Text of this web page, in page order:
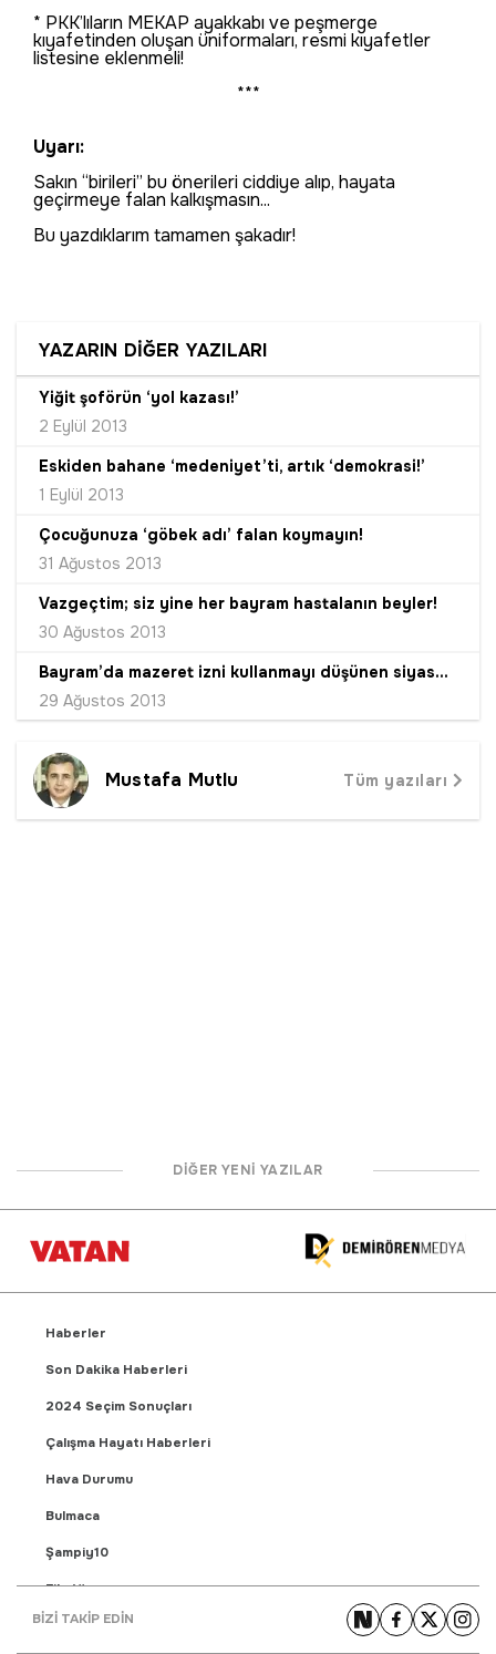
* PKK’lıların MEKAP ayakkabı ve peşmerge
kıyafetinden oluşan üniformaları, resmi kıyafetler
listesine eklenmeli!
***
Uyarı:
Sakın “birileri” bu önerileri ciddiye alıp, hayata
geçirmeye falan kalkışmasın...
Bu yazdıklarım tamamen şakadır!
YAZARIN DİĞER YAZILARI
Yiğit şoförün ‘yol kazası!’
2 Eylül 2013
Eskiden bahane ‘medeniyet’ti, artık ‘demokrasi!’
1 Eylül 2013
Çocuğunuza ‘göbek adı’ falan koymayın!
31 Ağustos 2013
Vazgeçtim; siz yine her bayram hastalanın beyler!
30 Ağustos 2013
Bayram’da mazeret izni kullanmayı düşünen siyasetçilere...
29 Ağustos 2013
Mustafa Mutlu Tüm yazıları
DİĞER YENİ YAZILAR
Haberler
Son Dakika Haberleri
2024 Seçim Sonuçları
Çalışma Hayatı Haberleri
Hava Durumu
Bulmaca
Şampiy10
Fikstür
Puan Durumu
BİZİ TAKİP EDİN